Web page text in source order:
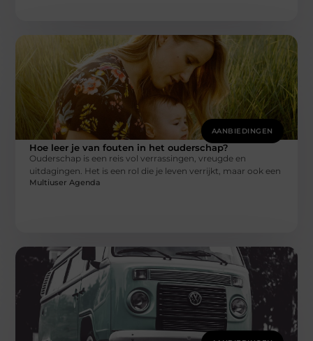
AANBIEDINGEN
Hoe leer je van fouten in het ouderschap?
Ouderschap is een reis vol verrassingen, vreugde en
uitdagingen. Het is een rol die je leven verrijkt, maar ook een
Multiuser Agenda